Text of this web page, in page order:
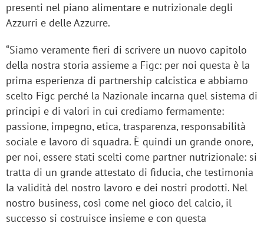
presenti nel piano alimentare e nutrizionale degli
Azzurri e delle Azzurre.
“Siamo veramente fieri di scrivere un nuovo capitolo
della nostra storia assieme a Figc: per noi questa è la
prima esperienza di partnership calcistica e abbiamo
scelto Figc perché la Nazionale incarna quel sistema di
principi e di valori in cui crediamo fermamente:
passione, impegno, etica, trasparenza, responsabilità
sociale e lavoro di squadra. È quindi un grande onore,
per noi, essere stati scelti come partner nutrizionale: si
tratta di un grande attestato di fiducia, che testimonia
la validità del nostro lavoro e dei nostri prodotti. Nel
nostro business, così come nel gioco del calcio, il
successo si costruisce insieme e con questa